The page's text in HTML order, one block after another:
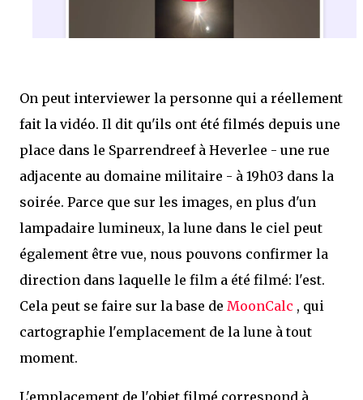
On peut interviewer la personne qui a réellement
fait la vidéo. Il dit qu'ils ont été filmés depuis une
place dans le Sparrendreef à Heverlee - une rue
adjacente au domaine militaire - à 19h03 dans la
soirée. Parce que sur les images, en plus d'un
lampadaire lumineux, la lune dans le ciel peut
également être vue, nous pouvons confirmer la
direction dans laquelle le film a été filmé: l'est.
Cela peut se faire sur la base de MoonCalc , qui
cartographie l'emplacement de la lune à tout
moment.